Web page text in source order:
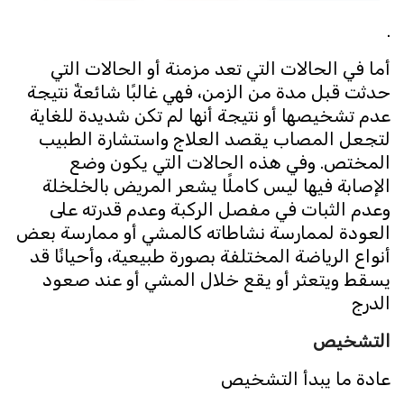
أما في الحالات التي تعد مزمنة أو الحالات التي
حدثت قبل مدة من الزمن، فهي غالبًا شائعةٌ نتيجة
عدم تشخيصها أو نتيجة أنها لم تكن شديدة للغاية
لتجعل المصاب يقصد العلاج واستشارة الطبيب
المختص. وفي هذه الحالات التي يكون وضع
الإصابة فيها ليس كاملًا يشعر المريض بالخلخلة
وعدم الثبات في مفصل الركبة وعدم قدرته على
العودة لممارسة نشاطاته كالمشي أو ممارسة بعض
أنواع الرياضة المختلفة بصورة طبيعية، وأحيانًا قد
يسقط ويتعثر أو يقع خلال المشي أو عند صعود
الدرج
التشخيص
عادة ما يبدأ التشخيص